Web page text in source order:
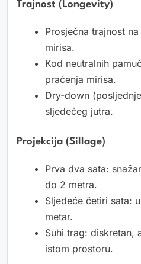
Trajnost (longevity)
Prosječna trajnost
mirisa.
Kod neutralnih
praćenja mirisa.
Dry-down
sljedećeg jutra.
Projekcija (sillage)
Prva dva sata:
do 2 metra.
Sljedeće četiri sata:
metar.
Suhi trag: diskretan,
istom prostoru.